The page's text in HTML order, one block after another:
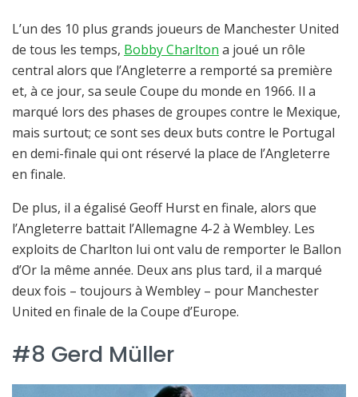
L’un des 10 plus grands joueurs de Manchester United
de tous les temps, Bobby Charlton a joué un rôle
central alors que l’Angleterre a remporté sa première
et, à ce jour, sa seule Coupe du monde en 1966. Il a
marqué lors des phases de groupes contre le Mexique,
mais surtout; ce sont ses deux buts contre le Portugal
en demi-finale qui ont réservé la place de l’Angleterre
en finale.
De plus, il a égalisé Geoff Hurst en finale, alors que
l’Angleterre battait l’Allemagne 4-2 à Wembley. Les
exploits de Charlton lui ont valu de remporter le Ballon
d’Or la même année. Deux ans plus tard, il a marqué
deux fois – toujours à Wembley – pour Manchester
United en finale de la Coupe d’Europe.
#8 Gerd Müller